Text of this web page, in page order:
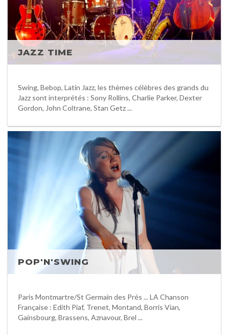
JAZZ TIME
Swing, Bebop, Latin Jazz, les thèmes célèbres des grands du
Jazz sont interprétés : Sony Rollins, Charlie Parker, Dexter
Gordon, John Coltrane, Stan Getz ...
POP'N'SWING
Paris Montmartre/St Germain des Prés ... LA Chanson
Française : Edith Piaf, Trenet, Montand, Borris Vian,
Gainsbourg, Brassens, Aznavour, Brel ...